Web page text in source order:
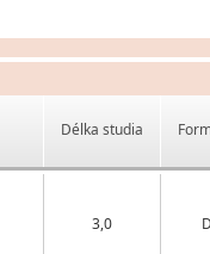
Délka studia
3,0